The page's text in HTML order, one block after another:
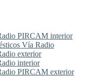
PIRCAM interior
Vía Radio
exterior
interior
PIRCAM exterior